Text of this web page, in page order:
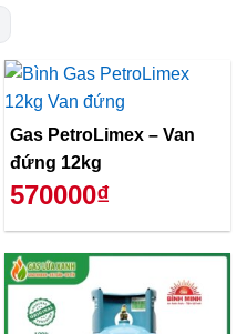
Gas PetroLimex – Van
đứng 12kg
570000₫